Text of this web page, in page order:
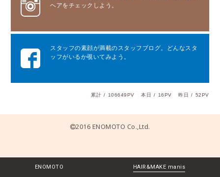
ヘアをチェックしよう。
スタッフの素顔が満載のスタッフブログ。どんなスタ
ッフがいるか覗いてみよう。
累計 / 106649PV 本日 / 16PV 昨日 / 52PV
2016 ENOMOTO Co.,Ltd.
ENOMOTO HAIR&MAKE manis